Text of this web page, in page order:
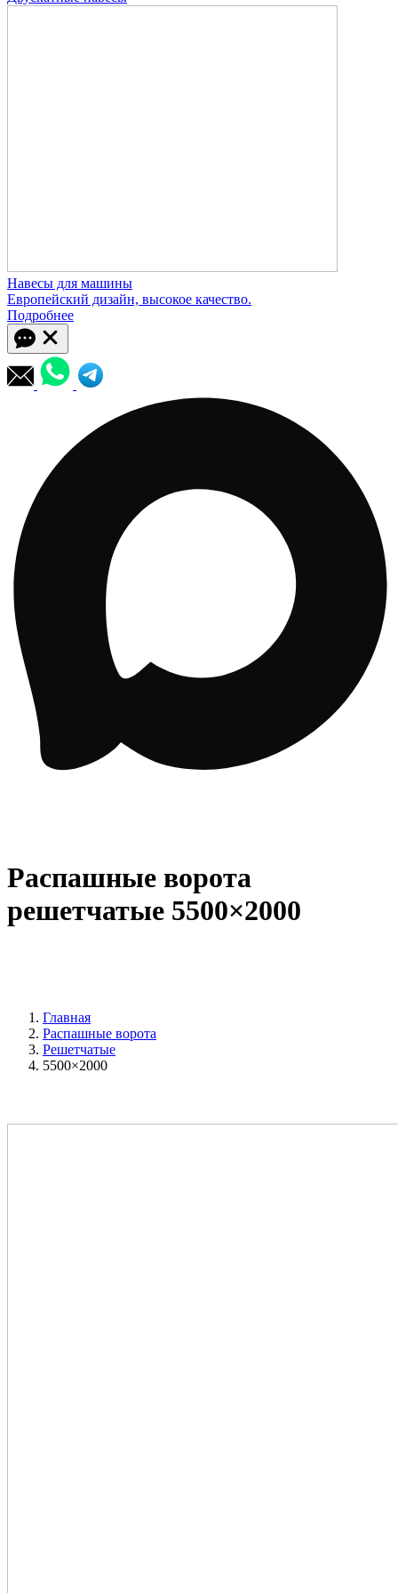
Навесы для машины
Европейский дизайн, высокое качество.
Подробнее
Распашные ворота
решетчатые 5500×2000
Главная
Распашные ворота
Решетчатые
5500×2000